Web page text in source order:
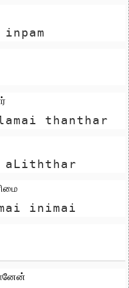
thanthar
aLiththar
inimai